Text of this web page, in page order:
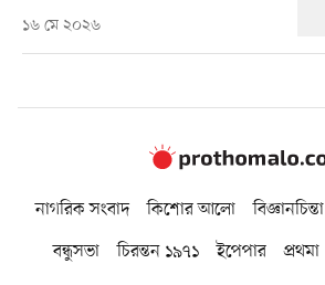
১৬ মে ২০২৬
নাগরিক সংবাদ কিশোর আলো বিজ্ঞানচিন্তা
বন্ধুসভা
চিরন্তন ১৯৭১ ইপেপার প্রথমা